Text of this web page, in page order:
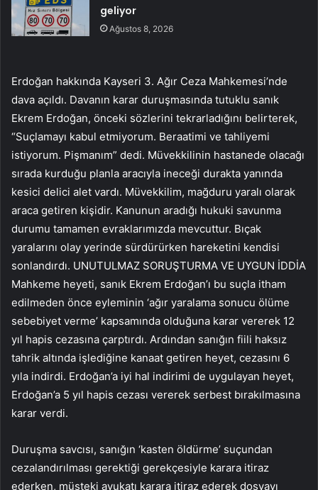
geliyor
Ağustos 8, 2026
Erdoğan hakkında Kayseri 3. Ağır Ceza Mahkemesi’nde
dava açıldı. Davanın karar duruşmasında tutuklu sanık
Ekrem Erdoğan, önceki sözlerini tekrarladığını belirterek,
“Suçlamayı kabul etmiyorum. Beraatimi ve tahliyemi
istiyorum. Pişmanım” dedi. Müvekkilinin hastanede olacağı
sırada kurduğu planla aracıyla ineceği durakta yanında
kesici delici alet vardı. Müvekkilim, mağduru yaralı olarak
araca getiren kişidir. Kanunun aradığı hukuki savunma
durumu tamamen evraklarımızda mevcuttur. Bıçak
yaralarını olay yerinde sürdürürken hareketini kendisi
sonlandırdı. UNUTULMAZ SORUŞTURMA VE UYGUN İDDİA
Mahkeme heyeti, sanık Ekrem Erdoğan’ı bu suçla itham
edilmeden önce eyleminin ‘ağır yaralama sonucu ölüme
sebebiyet verme’ kapsamında olduğuna karar vererek 12
yıl hapis cezasına çarptırdı. Ardından sanığın fiili haksız
tahrik altında işlediğine kanaat getiren heyet, cezasını 6
yıla indirdi. Erdoğan’a iyi hal indirimi de uygulayan heyet,
Erdoğan’a 5 yıl hapis cezası vererek serbest bırakılmasına
karar verdi.
Duruşma savcısı, sanığın ‘kasten öldürme’ suçundan
cezalandırılması gerektiği gerekçesiyle karara itiraz
ederken, müşteki avukatı karara itiraz ederek dosyayı